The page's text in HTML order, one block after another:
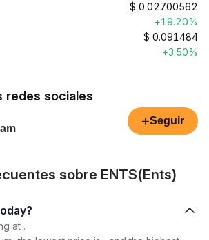
$ 0.02700562
+19.20%
$ 0.091484
+3.50%
redes sociales
+Seguir
sobre ENTS(Ents)
much is today?
at .